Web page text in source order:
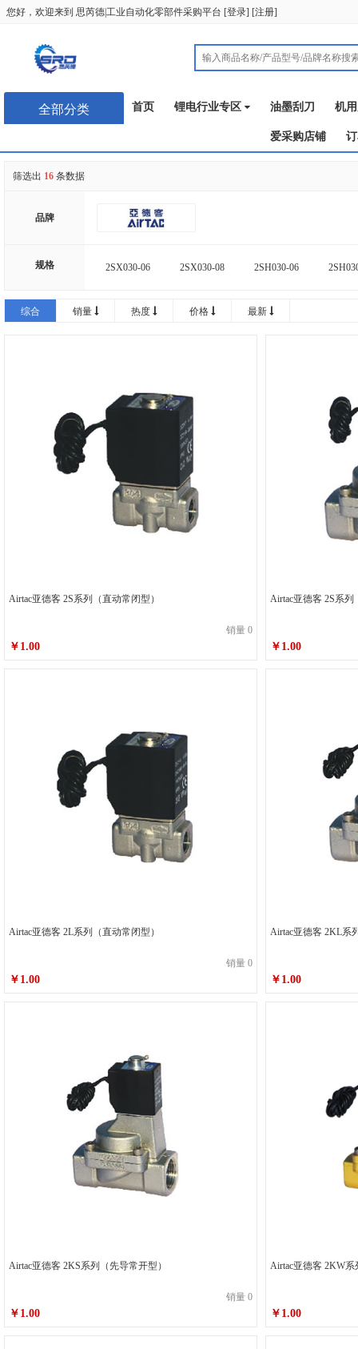
您好，欢迎来到 思芮德|工业自动化零部件采购平台 [登录] [注册]
全部分类 首页 锂电行业专区 油墨刮刀 机
爱采购店铺
筛选出 16 条数据
品牌
规格 2SX030-06 2SX030-08 2SH030-06
2KSL030-08 2KSX050-10
2KSL050-15 2KS150-15
2WX030-08 2WH030-06
2WT030-08 2WX050-10
2WL050-15 2WT050-10
2KWX050-15 2KWH050-15
2KW200-20
2V130-10 2V130-15 2V250-25
综合 销量 热度 价格 最新
Airtac亚德客 2S系列（直动常闭型）
销量 0
￥1.00
Airtac亚德
￥1.00
Airtac亚德客 2L系列（直动常闭型）
销量 0
￥1.00
Airtac亚德
￥1.00
Airtac亚德客 2KS系列（先导常开型）
销量 0
￥1.00
Airtac亚德
￥1.00